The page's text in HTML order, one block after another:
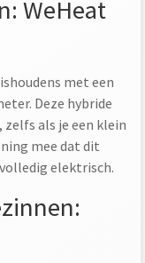
WeHeat
met een
Deze hybride
als je een klein
mee dat dit
elektrisch.